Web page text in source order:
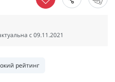
c 09.11.2021
рейтинг